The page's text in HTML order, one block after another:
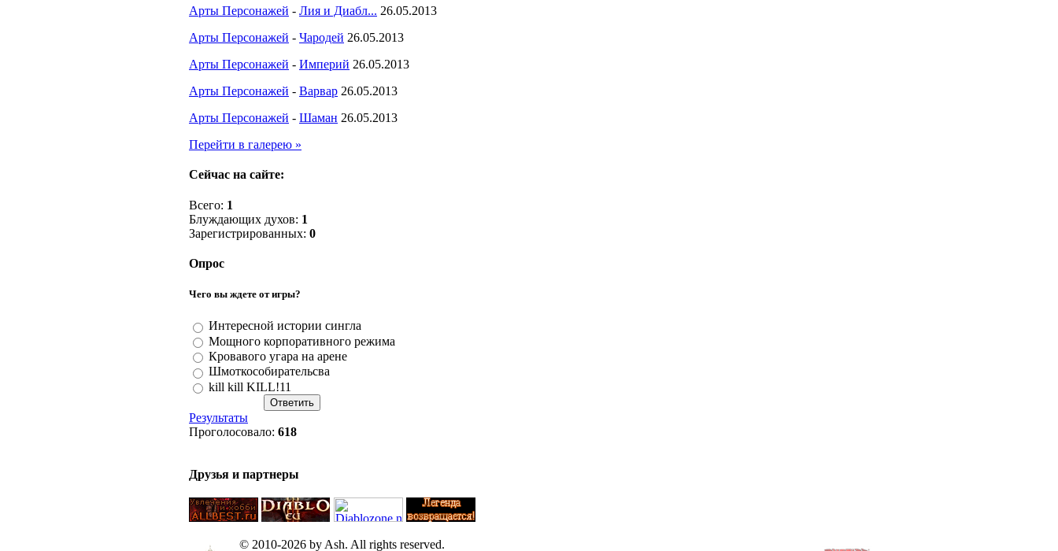
Арты Персонажей - Лия и Диабл... 26.05.2013
Арты Персонажей - Чародей 26.05.2013
Арты Персонажей - Империй 26.05.2013
Арты Персонажей - Варвар 26.05.2013
Арты Персонажей - Шаман 26.05.2013
Перейти в галерею »
Сейчас на сайте:
Всего: 1
Блуждающих духов: 1
Зарегистрированных: 0
Опрос
Чего вы ждете от игры?
Интересной истории сингла
Мощного корпоративного режима
Кровавого угара на арене
Шмоткособирательсва
kill kill KILL!11
Результаты
Проголосовало: 618
Друзья и партнеры
© 2010-2026 by Ash. All rights reserved.